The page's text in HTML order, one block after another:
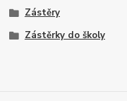
Zástěry
Zástěrky do školy